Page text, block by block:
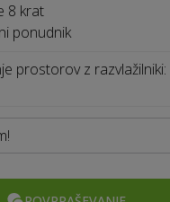
8 krat
ponudnik
prostorov z razvlažilniki: